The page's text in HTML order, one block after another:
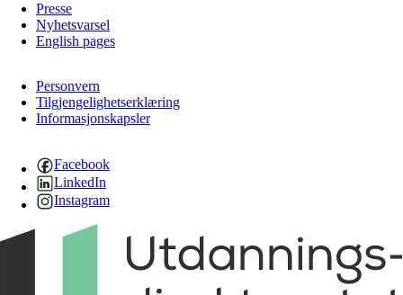
Presse
Nyhetsvarsel
English pages
Personvern
Tilgjengelighetserklæring
Informasjonskapsler
Facebook
LinkedIn
Instagram